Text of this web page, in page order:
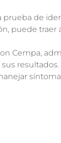
de
puede
Cempa,
sus